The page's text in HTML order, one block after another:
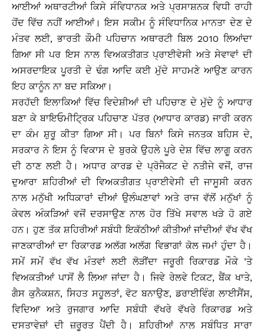
ਆਈਆਂ ਅਥਾਰਟੀਆਂ ਕਿਸੇ ਸੰਵਿਧਾਨਕ ਅਤੇ ਪ੍ਰਸਾਸ਼ਨਕ ਵਿਧੀ ਰਾਹੀ
ਹੋਂਦ ਵਿੱਚ ਨਹੀਂ ਆਈਆਂ। ਇਸ ਸਕੀਮ ਨੂੰ ਸੰਵਿਧਾਨਿਕ ਮਾਨਤਾ ਦੇਣ ਦੇ
ਮੰਤਵ ਲਈ, ਭਾਰਤੀ ਕੌਮੀ ਪਹਿਚਾਨ ਅਥਾਰਟੀ ਬਿਲ 2010 ਲਿਆਂਦਾ
ਗਿਆ ਸੀ ਪਰ ਇਸ ਨਾਲ ਵਿਅਕਤੀਗਤ ਪ੍ਰਾਈਵੇਸੀ ਅਤੇ ਸੇਵਾਵਾਂ ਦੀ
ਅਸਰਦਾਇਕ ਪੂਰਤੀ ਦੇ ਢੰਗ ਆਦਿ ਕਈ ਮੁੱਦੇ ਸਾਹਮਣੇ ਆਉਣ ਕਾਰਨ
ਇਹ ਕਾਨੂੰਨ ਨਾ ਬਦ ਸਕਿਆ।
ਸਰਹੱਦੀ ਇਲਾਕਿਆਂ ਵਿੱਚ ਵਿਦੇਸ਼ੀਆਂ ਦੀ ਪਹਿਚਾਣ ਦੇ ਮੁੱਦੇ ਨੂੰ ਆਧਾਰ
ਬਣਾ ਕੇ ਬਾਇਓਮੀਟਿ੍ਰਕ ਪਹਿਚਾਣ ਪੱਤਰ (ਆਧਾਰ ਕਾਰਡ) ਜਾਰੀ ਕਰਨ
ਦਾ ਕੰਮ ਸ਼ੁਰੂ ਕੀਤਾ ਗਿਆ ਸੀ। ਪਰ ਬਿਨਾਂ ਕਿਸੇ ਜਨਤਕ ਬਹਿਸ ਦੇ,
ਸਰਕਾਰ ਨੇ ਇਸ ਨੂੰ ਵਿਕਾਸ ਦੇ ਬੁਰਕੇ ਉਹਲੇ ਪੂਰੇ ਦੇਸ਼ ਵਿੱਚ ਲਾਗੂ ਕਰਨ
ਦੀ ਠਾਣ ਲਈ ਹੈ। ਅਧਾਰ ਕਾਰਡ ਦੇ ਪ੍ਰੋਜੈਕਟ ਦੇ ਨਤੀਜੇ ਵਜੋਂ, ਰਾਜ
ਦੁਆਰਾ ਸ਼ਹਿਰੀਆਂ ਦੀ ਵਿਅਕਤੀਗਤ ਪ੍ਰਾਈਵੇਸੀ ਦੀ ਜਾਸੂਸੀ ਕਰਨ
ਨਾਲ ਮਨੁੱਖੀ ਅਧਿਕਾਰਾਂ ਦੀਆਂ ਉਲੰਘਣਾਵਾਂ ਅਤੇ ਰਾਜ ਵੱਲੋਂ ਮਨੁੱਖਾਂ ਨੂੰ
ਕੇਵਲ ਅੰਕੜਿਆਂ ਵਜੋਂ ਦਰਸਾਉਣ ਨਾਲ ਹੋਰ ਤਿੱਖੇ ਸਵਾਲ ਖੜੇ ਹੋ ਗਏ
ਹਨ। ਹੁਣ ਤੱਕ ਸ਼ਹਿਰੀਆਂ ਸਬੰਧੀ ਇਕੱਠੀਆਂ ਕੀਤੀਆਂ ਜਾਂਦੀਆਂ ਵੱਖ ਵੱਖ
ਜਾਣਕਾਰੀਆਂ ਦਾ ਰਿਕਾਰਡ ਅਲੱਗ ਅਲੱਗ ਵਿਭਾਗਾਂ ਕੋਲ ਜਮਾਂ ਹੁੰਦਾ ਹੈ।
ਸਮੇਂ ਸਮੇਂ ਵੱਖ ਵੱਖ ਮੰਤਵਾਂ ਲਈ ਲੋੜੀਂਦਾ ਜਰੂਰੀ ਰਿਕਾਰਡ ਮੌਕੇ ’ਤੇ
ਵਿਅਕਤੀਆਂ ਪਾਸੋਂ ਲੈ ਲਿਆ ਜਾਂਦਾ ਹੈ। ਜਿਵੇ ਰੇਲਵੇ ਟਿਕਟ, ਬੈਂਕ ਖਾਤੇ,
ਗੈਸ ਕੁਨੈਕਸ਼ਨ, ਸਿਹਤ ਸਹੂਲਤਾਂ, ਵੋਟ ਬਨਾਉਣ, ਡਰਾਈਵਿੰਗ ਲਾਈਸੈਂਸ,
ਵਿਦਿਆ ਅਤੇ ਰੁਜਗਾਰ ਆਦਿ ਸਬੰਧੀ ਵੱਖਰੇ ਵੱਖਰੇ ਰਿਕਾਰਡ ਅਤੇ
ਦਸਤਾਵੇਜ਼ਾਂ ਦੀ ਜ਼ਰੂਰਤ ਪੈਂਦੀ ਹੈ। ਸ਼ਹਿਰੀਆਂ ਨਾਲ ਸਬੰਧਿਤ ਸਾਰਾ